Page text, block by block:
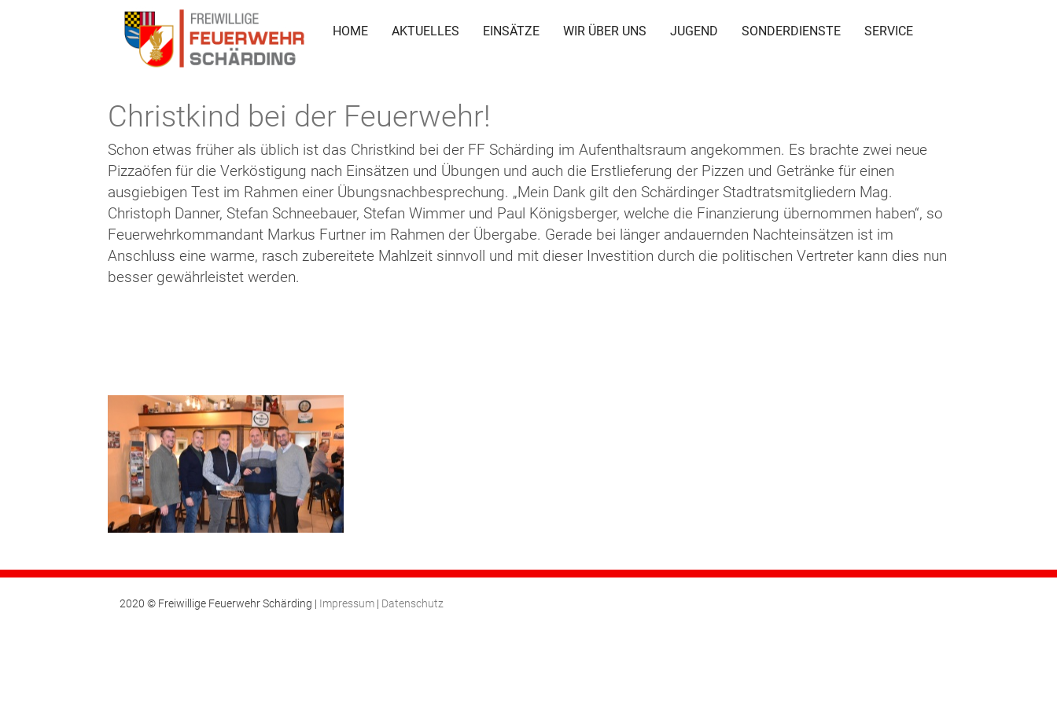
HOME AKTUELLES EINSÄTZE WIR ÜBER UNS JUGEND SONDERDIENSTE SERVICE
Christkind bei der Feuerwehr!
Schon etwas früher als üblich ist das Christkind bei der FF Schärding im Aufenthaltsraum angekommen. Es brachte zwei neue
Pizzaöfen für die Verköstigung nach Einsätzen und Übungen und auch die Erstlieferung der Pizzen und Getränke für einen
ausgiebigen Test im Rahmen einer Übungsnachbesprechung. „Mein Dank gilt den Schärdinger Stadtratsmitgliedern Mag.
Christoph Danner, Stefan Schneebauer, Stefan Wimmer und Paul Königsberger, welche die Finanzierung übernommen haben“, so
Feuerwehrkommandant Markus Furtner im Rahmen der Übergabe. Gerade bei länger andauernden Nachteinsätzen ist im
Anschluss eine warme, rasch zubereitete Mahlzeit sinnvoll und mit dieser Investition durch die politischen Vertreter kann dies nun
besser gewährleistet werden.
2020 © Freiwillige Feuerwehr Schärding | Impressum | Datenschutz